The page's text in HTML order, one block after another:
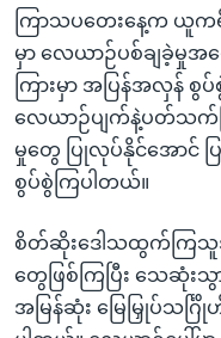
ကြာသပတေးနေ့က ယူကရိ
မှာ လေယာဉ်ပစ်ချခဲ့မှုအ
ကြားမှာ အပြန်အလှန် စွ
လေယာဉ်ပျက်နဲ့ပတ်သက်
မှုတွေ ပြုလုပ်နိုင်အောင် ပ
စွပ်စွဲကြပါတယ်။
စိတ်ဆိုးဒေါသထွက်ကြသူ
တွေဖြစ်ကြပြီး သေဆုံး
အမြန်ဆုံး မြေမြှုပ်သင်္